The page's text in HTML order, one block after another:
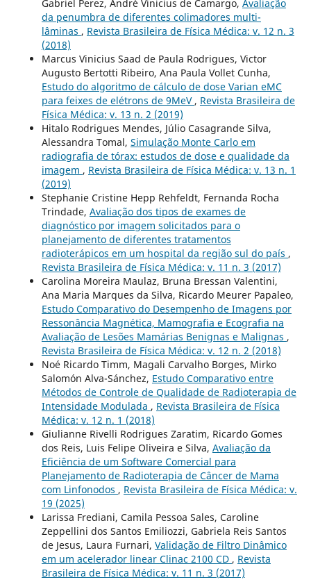
Gabriel Perez, André Vinicius de Camargo, Avaliação
da penumbra de diferentes colimadores multi-
lâminas , Revista Brasileira de Física Médica: v. 12 n. 3
(2018)
Marcus Vinicius Saad de Paula Rodrigues, Victor
Augusto Bertotti Ribeiro, Ana Paula Vollet Cunha,
Estudo do algoritmo de cálculo de dose Varian eMC
para feixes de elétrons de 9MeV , Revista Brasileira de
Física Médica: v. 13 n. 2 (2019)
Hitalo Rodrigues Mendes, Júlio Casagrande Silva,
Alessandra Tomal, Simulação Monte Carlo em
radiografia de tórax: estudos de dose e qualidade da
imagem , Revista Brasileira de Física Médica: v. 13 n. 1
(2019)
Stephanie Cristine Hepp Rehfeldt, Fernanda Rocha
Trindade, Avaliação dos tipos de exames de
diagnóstico por imagem solicitados para o
planejamento de diferentes tratamentos
radioterápicos em um hospital da região sul do país ,
Revista Brasileira de Física Médica: v. 11 n. 3 (2017)
Carolina Moreira Maulaz, Bruna Bressan Valentini,
Ana Maria Marques da Silva, Ricardo Meurer Papaleo,
Estudo Comparativo do Desempenho de Imagens por
Ressonância Magnética, Mamografia e Ecografia na
Avaliação de Lesões Mamárias Benignas e Malignas ,
Revista Brasileira de Física Médica: v. 12 n. 2 (2018)
Noé Ricardo Timm, Magali Carvalho Borges, Mirko
Salomón Alva-Sánchez, Estudo Comparativo entre
Métodos de Controle de Qualidade de Radioterapia de
Intensidade Modulada , Revista Brasileira de Física
Médica: v. 12 n. 1 (2018)
Giulianne Rivelli Rodrigues Zaratim, Ricardo Gomes
dos Reis, Luis Felipe Oliveira e Silva, Avaliação da
Eficiência de um Software Comercial para
Planejamento de Radioterapia de Câncer de Mama
com Linfonodos , Revista Brasileira de Física Médica: v.
19 (2025)
Larissa Frediani, Camila Pessoa Sales, Caroline
Zeppellini dos Santos Emiliozzi, Gabriela Reis Santos
de Jesus, Laura Furnari, Validação de Filtro Dinâmico
em um acelerador linear Clinac 2100 CD , Revista
Brasileira de Física Médica: v. 11 n. 3 (2017)